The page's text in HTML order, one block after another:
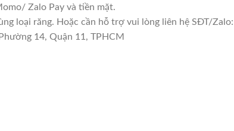
Zalo Pay và tiền mặt.
loại răng. Hoặc cần hỗ trợ vui lòng liên hệ SĐT/
14, Quận 11, TPHCM